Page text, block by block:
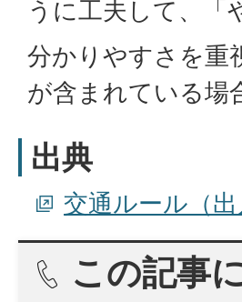
うに工夫して、「
分かりやすさを重
が含まれている場
出典
交通ルール（
この記事